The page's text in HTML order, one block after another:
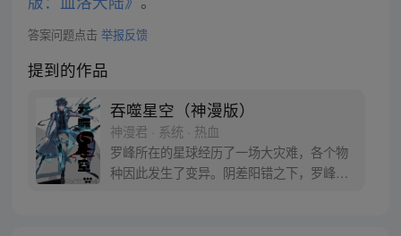
答案问题点击 举报反馈
提到的作品
吞噬星空（神漫版）
神漫君 · 系统 · 热血
罗峰所在的星球经历了一场大灾难，各个物
种因此发生了变异。阴差阳错之下，罗峰得